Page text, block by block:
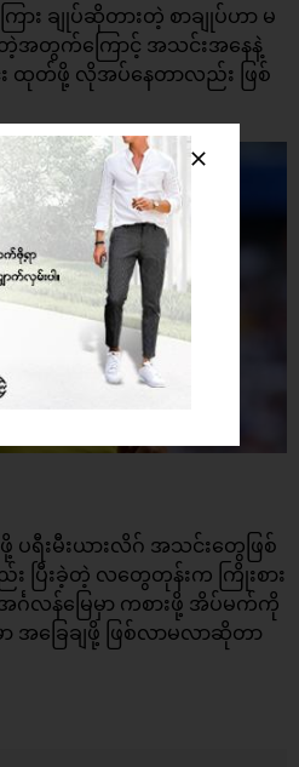
ြား ချုပ်ဆိုတားတဲ့ စာချုပ်ဟာ မ
တဲ့အတွက်ကြောင့် အသင်းအနေနဲ့
င်း ထုတ်ဖို့ လိုအပ်နေတာလည်း ဖြစ်
ဖို့ ပရီးမီးယားလိဂ် အသင်းတွေဖြစ်
ပြီးခဲ့တဲ့ လတွေတုန်းက ကြိုးစား
အင်္ဂလန်မြေမှာ ကစားဖို့ အိပ်မက်ကို
အခြေချဖို့ ဖြစ်လာမလာဆိုတာ